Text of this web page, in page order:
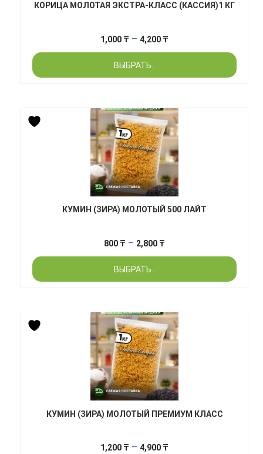
КОРИЦА МОЛОТАЯ ЭКСТРА-КЛАСС (КАССИЯ)1 КГ
1,000 ₸ – 4,200 ₸
цен:
–
ВЫБРАТЬ..
КУМИН (ЗИРА) МОЛОТЫЙ 500 ЛАЙТ
800 ₸ – 2,800 ₸
цен:
–
ВЫБРАТЬ..
КУМИН (ЗИРА) МОЛОТЫЙ ПРЕМИУМ КЛАСС
1,200 ₸ – 4,900 ₸